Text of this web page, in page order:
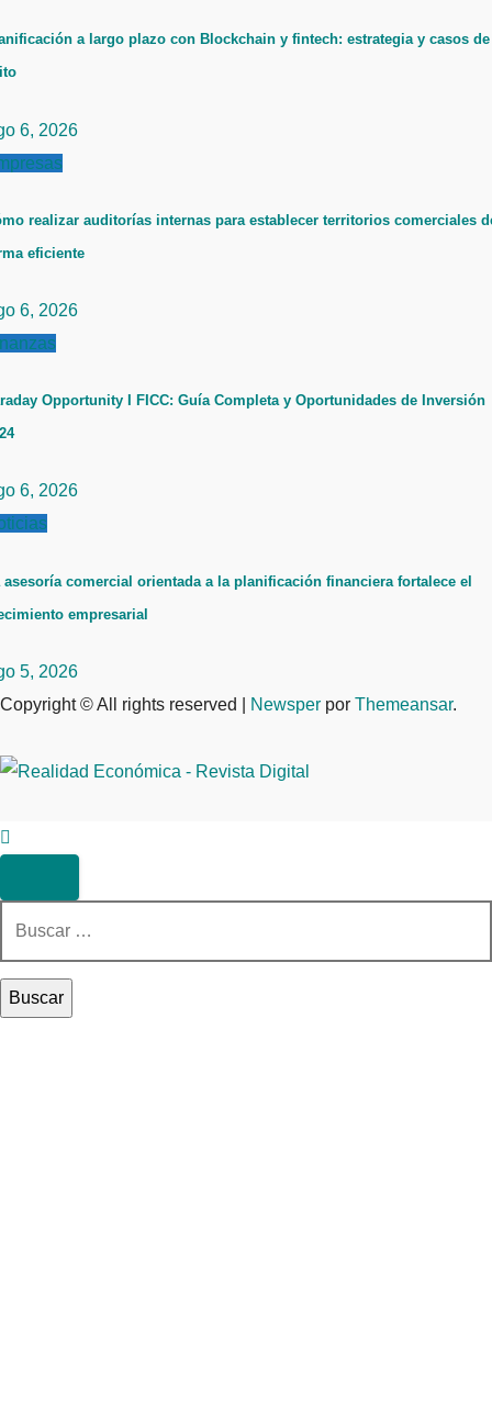
a largo plazo con Blockchain y fintech: estrategia y casos de
6, 2026
realizar auditorías internas para establecer territorios comerciales
eficiente
6, 2026
Opportunity I FICC: Guía Completa y Oportunidades de Inversión
6, 2026
asesoría comercial orientada a la planificación financiera fortalece el
empresarial
5, 2026
Copyright © All rights reserved
Newsper por Themeansar.